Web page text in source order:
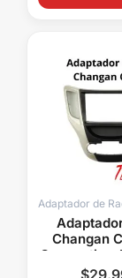
Adaptador de
Changan
Connection